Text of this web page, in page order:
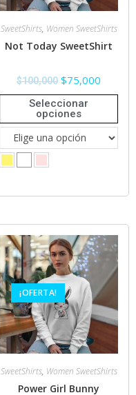
SweetShirts, Women SweetShirts
Not Today SweetShirt
$100,000 $75,000
Seleccionar
opciones
¡OFERTA!
SweetShirts, Women SweetShirts
Power Girl Bunny